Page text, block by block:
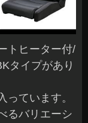
トヒーター付/
タイプがあり
っています。
るバリエーシ